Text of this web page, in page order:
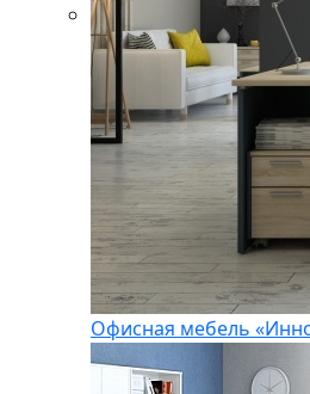
Офисная мебель